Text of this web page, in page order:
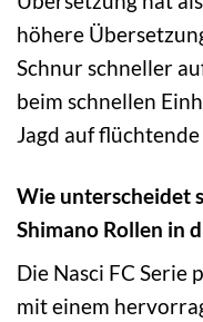
höhere
Schnur schneller
beim schnellen
Jagd auf
Wie unterscheidet
Shimano Rollen in
Die Nasci FC Serie
mit einem